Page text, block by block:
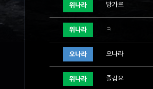
위나라 방가르
위나라 ㅋ
오나라 오나라
위나라 즐감요